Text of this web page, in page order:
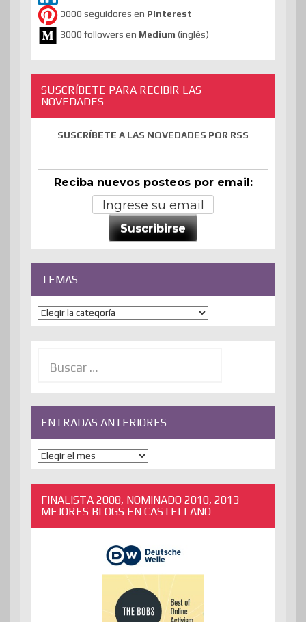
3000 seguidores en Pinterest
3000 followers en Medium (inglés)
SUSCRÍBETE PARA RECIBIR LAS
NOVEDADES
SUSCRÍBETE A LAS NOVEDADES POR RSS
Reciba nuevos posteos por email:
Suscribirse
TEMAS
Temas
ENTRADAS ANTERIORES
ENTRADAS
ANTERIORES
FINALISTA 2008, NOMINADO 2010, 2013
MEJORES BLOGS EN CASTELLANO